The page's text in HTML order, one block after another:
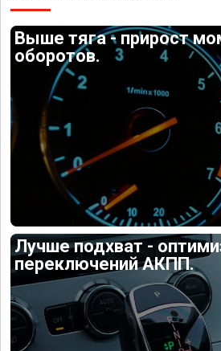
Выше тяга - прирост
оборотов.
Лучше подхват -
переключений АКПП.